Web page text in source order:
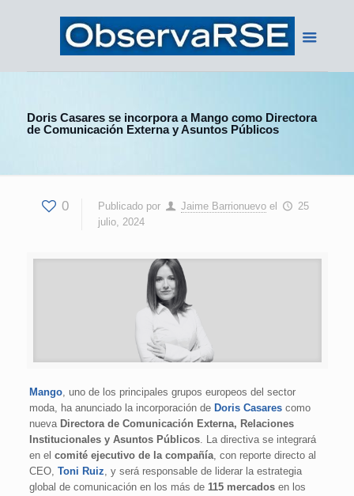
Doris Casares se incorpora a Mango como Directora
de Comunicación Externa y Asuntos Públicos
0 Publicado por Jaime Barrionuevo el
25
julio, 2024
Mango, uno de los principales grupos europeos del sector
moda, ha anunciado la incorporación de Doris Casares como
nueva Directora de Comunicación Externa, Relaciones
Institucionales y Asuntos Públicos. La directiva se integrará
en elcomité ejecutivo de la compañía, con reporte directo al
CEO,Toni Ruiz, y será responsable de liderar la estrategia
global de comunicación en los más de115 mercados en los